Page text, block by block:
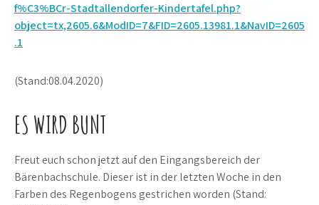
f%C3%BCr-Stadtallendorfer-Kindertafel.php?
object=tx,2605.6&ModID=7&FID=2605.13981.1&NavID=2605
.1
(Stand:08.04.2020)
ES WIRD BUNT
Freut euch schon jetzt auf den Eingangsbereich der
Bärenbachschule. Dieser ist in der letzten Woche in den
Farben des Regenbogens gestrichen worden (Stand: